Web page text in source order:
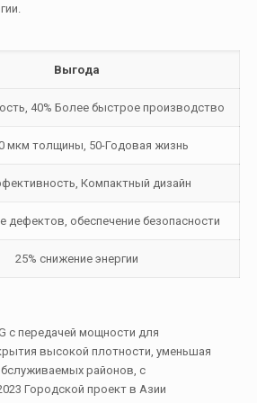
Выгода
40% Более быстрое производство
мкм толщины, 50-Годовая жизнь
Компактный дизайн
дефектов, обеспечение безопасности
25% снижение энергии
с передачей мощности для
высокой плотности, уменьшая
районов, с
Городской проект в Азии